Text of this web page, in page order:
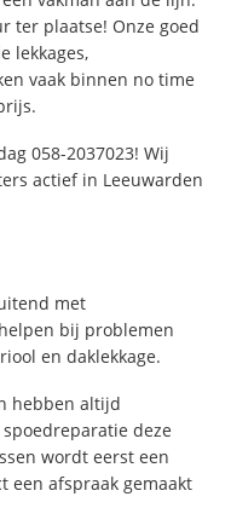
ter plaatse! Onze goed
lekkages,
vaak binnen no time
058-2037023! Wij
actief in Leeuwarden
met
bij problemen
en daklekkage.
hebben altijd
deze
wordt eerst een
een afspraak gemaakt